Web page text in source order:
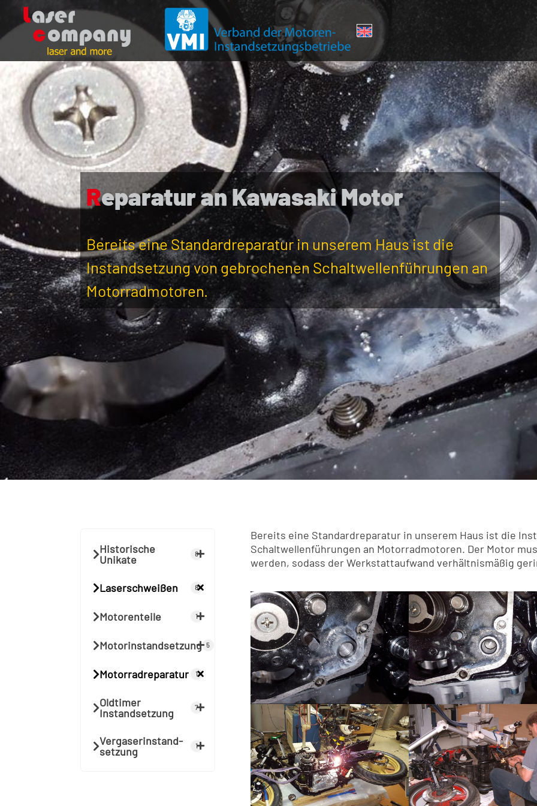
Reparatur an Kawasaki Motor
Bereits eine Standardreparatur in unserem Haus ist die
Instandsetzung von gebrochenen Schaltwellenführungen an
Motorradmotoren.
Historische
Unikate
8
Laserschweißen 8
Motorenteile 1
Motorinstandsetzung 5
Motorradreparatur 1
Oldtimer
Instandsetzung
7
Vergaser­instand­
setzung
1
Bereits eine Standardreparatur in unserem Haus ist die
Schaltwellenführungen an Motorradmotoren. Der Motor
werden, sodass der Werkstattaufwand verhältnismäßig